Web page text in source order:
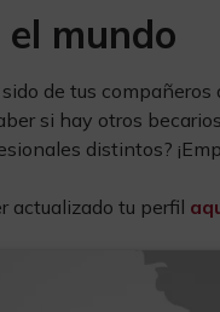
mundo
de tus
si hay otros
distintos?
actualizado tu perfil